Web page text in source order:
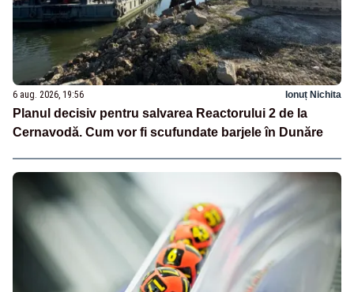
6 aug. 2026, 19:56 Ionuț Nichita
Planul decisiv pentru salvarea Reactorului 2 de la
Cernavodă. Cum vor fi scufundate barjele în Dunăre